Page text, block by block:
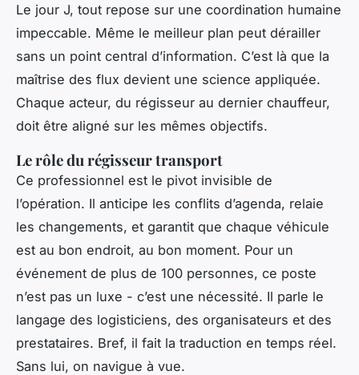
Le jour J, tout repose sur une coordination humaine
impeccable. Même le meilleur plan peut dérailler
sans un point central d’information. C’est là que la
maîtrise des flux devient une science appliquée.
Chaque acteur, du régisseur au dernier chauffeur,
doit être aligné sur les mêmes objectifs.
Le rôle du régisseur transport
Ce professionnel est le pivot invisible de
l’opération. Il anticipe les conflits d’agenda, relaie
les changements, et garantit que chaque véhicule
est au bon endroit, au bon moment. Pour un
événement de plus de 100 personnes, ce poste
n’est pas un luxe - c’est une nécessité. Il parle le
langage des logisticiens, des organisateurs et des
prestataires. Bref, il fait la traduction en temps réel.
Sans lui, on navigue à vue.